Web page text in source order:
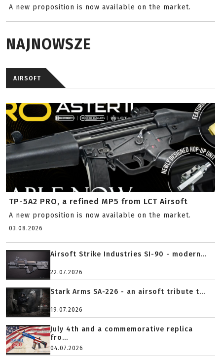
A new proposition is now available on the market.
NAJNOWSZE
AIRSOFT
TP-5A2 PRO, a refined MP5 from LCT Airsoft
A new proposition is now available on the market.
03.08.2026
Airsoft Strike Industries SI-90 - modern...
22.07.2026
Stark Arms SA-226 - an airsoft tribute t...
19.07.2026
July 4th and a commemorative replica
fro...
04.07.2026